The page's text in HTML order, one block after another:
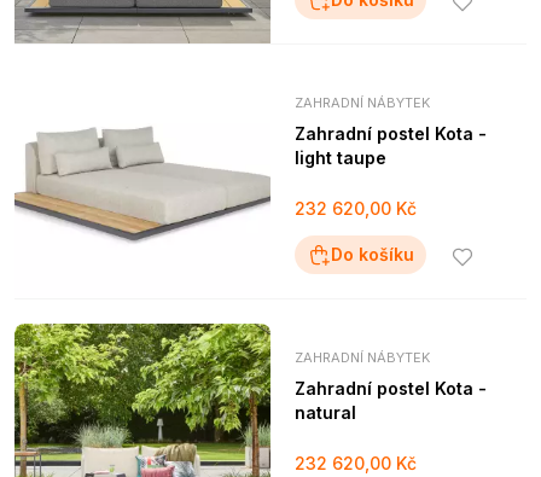
ZAHRADNÍ NÁBYTEK
Zahradní postel Kota -
light taupe
232 620,00 Kč
Do košíku
ZAHRADNÍ NÁBYTEK
Zahradní postel Kota -
natural
232 620,00 Kč